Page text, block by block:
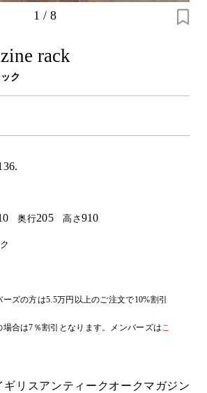
1 / 8
rack
ク
奥行205高さ910
ズの方は5.5万円以上のご注文で10%割引
合は7％割引となります。メンバーズはこ
ギリスアンティークオークマガジン